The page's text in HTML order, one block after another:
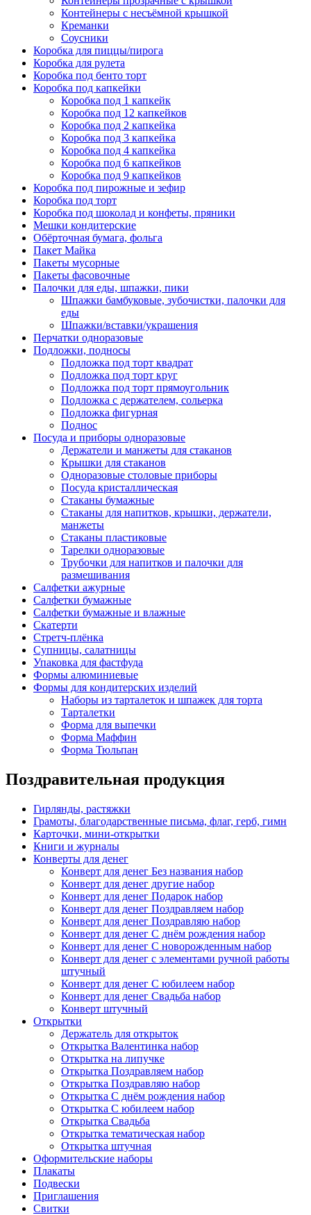
Контейнеры с несъёмной крышкой
Креманки
Соусники
Коробка для пиццы/пирога
Коробка для рулета
Коробка под бенто торт
Коробка под капкейки
Коробка под 1 капкейк
Коробка под 12 капкейков
Коробка под 2 капкейка
Коробка под 3 капкейка
Коробка под 4 капкейка
Коробка под 6 капкейков
Коробка под 9 капкейков
Коробка под пирожные и зефир
Коробка под торт
Коробка под шоколад и конфеты, пряники
Мешки кондитерские
Обёрточная бумага, фольга
Пакет Майка
Пакеты мусорные
Пакеты фасовочные
Палочки для еды, шпажки, пики
Шпажки бамбуковые, зубочистки, палочки для
еды
Шпажки/вставки/украшения
Перчатки одноразовые
Подложки, подносы
Подложка под торт квадрат
Подложка под торт круг
Подложка под торт прямоугольник
Подложка с держателем, сольерка
Подложка фигурная
Поднос
Посуда и приборы одноразовые
Держатели и манжеты для стаканов
Крышки для стаканов
Одноразовые столовые приборы
Посуда кристаллическая
Стаканы бумажные
Стаканы для напитков, крышки, держатели,
манжеты
Стаканы пластиковые
Тарелки одноразовые
Трубочки для напитков и палочки для
размешивания
Салфетки ажурные
Салфетки бумажные
Салфетки бумажные и влажные
Скатерти
Стретч-плёнка
Супницы, салатницы
Упаковка для фастфуда
Формы алюминиевые
Формы для кондитерских изделий
Наборы из тарталеток и шпажек для торта
Тарталетки
Форма для выпечки
Форма Маффин
Форма Тюльпан
Поздравительная продукция
Гирлянды, растяжки
Грамоты, благодарственные письма, флаг, герб, гимн
Карточки, мини-открытки
Книги и журналы
Конверты для денег
Конверт для денег Без названия набор
Конверт для денег другие набор
Конверт для денег Подарок набор
Конверт для денег Поздравляем набор
Конверт для денег Поздравляю набор
Конверт для денег С днём рождения набор
Конверт для денег С новорожденным набор
Конверт для денег с элементами ручной работы
штучный
Конверт для денег С юбилеем набор
Конверт для денег Свадьба набор
Конверт штучный
Открытки
Держатель для открыток
Открытка Валентинка набор
Открытка на липучке
Открытка Поздравляем набор
Открытка Поздравляю набор
Открытка С днём рождения набор
Открытка С юбилеем набор
Открытка Свадьба
Открытка тематическая набор
Открытка штучная
Оформительские наборы
Плакаты
Подвески
Приглашения
Свитки